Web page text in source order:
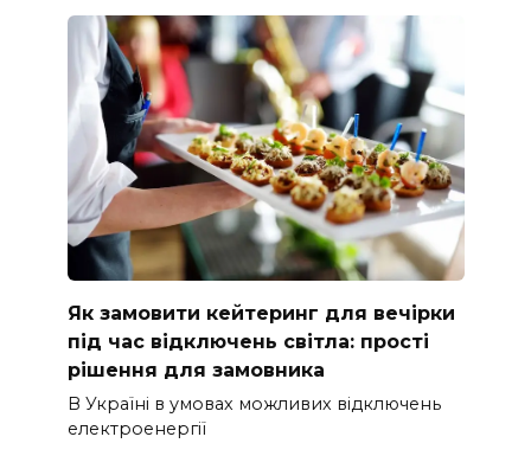
Як замовити кейтеринг для вечірки
під час відключень світла: прості
рішення для замовника
В Україні в умовах можливих відключень
електроенергії